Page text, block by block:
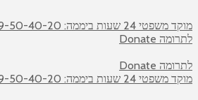
מוקד משפטי 24 שעות ביממה: 1599-50-40-20
לתרומה Donate
לתרומה Donate
מוקד משפטי 24 שעות ביממה: 1599-50-40-20